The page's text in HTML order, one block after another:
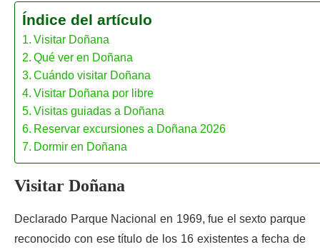
Índice del artículo
Visitar Doñana
Qué ver en Doñana
Cuándo visitar Doñana
Visitar Doñana por libre
Visitas guiadas a Doñana
Reservar excursiones a Doñana 2026
Dormir en Doñana
Visitar Doñana
Declarado Parque Nacional en 1969, fue el sexto parque
reconocido con ese título de los 16 existentes a fecha de